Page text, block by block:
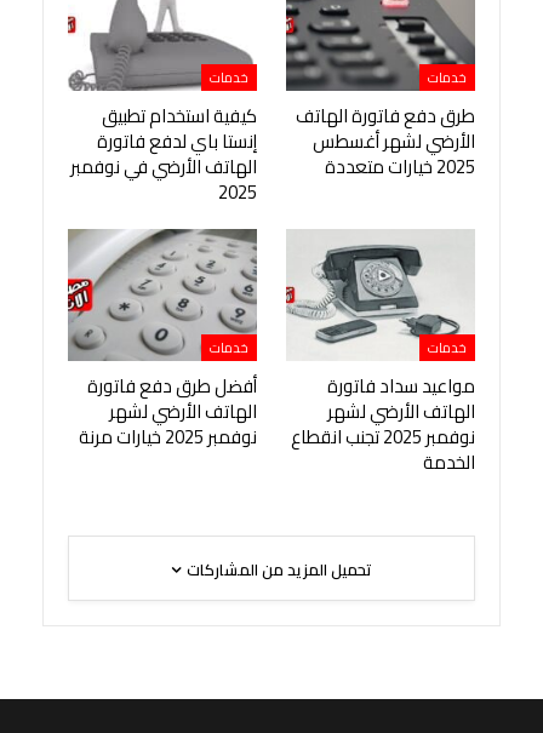
خدمات
طرق دفع فاتورة الهاتف
الأرضي لشهر أغسطس
2025 خيارات متعددة
خدمات
كيفية استخدام تطبيق
إنستا باي لدفع فاتورة
الهاتف الأرضي في نوفمبر
2025
خدمات
مواعيد سداد فاتورة
الهاتف الأرضي لشهر
نوفمبر 2025 تجنب انقطاع
الخدمة
خدمات
أفضل طرق دفع فاتورة
الهاتف الأرضي لشهر
نوفمبر 2025 خيارات مرنة
تحميل المزيد من المشاركات